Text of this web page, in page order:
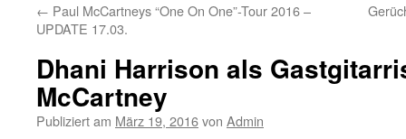
← Paul McCartneys “One On One”-Tour 2016 –
UPDATE 17.03.
Dhani Harrison als
McCartney
Publiziert am März 19, 2016von Admin